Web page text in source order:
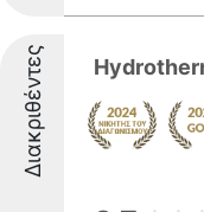
Διακριθέντες